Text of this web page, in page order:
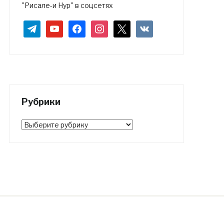
"Рисале-и Нур" в соцсетях
telegramyoutubefacebookinstagram vkontakte
Рубрики
Рубрики